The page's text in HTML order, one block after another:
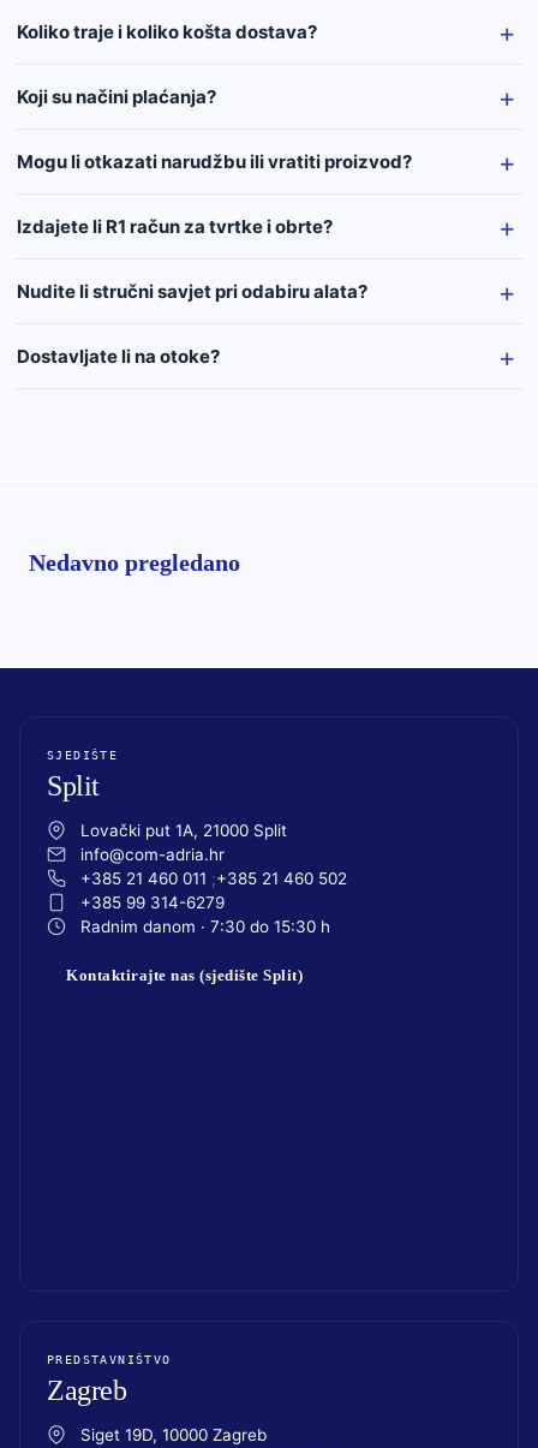
Koliko traje i koliko košta dostava?
Koji su načini plaćanja?
Mogu li otkazati narudžbu ili vratiti proizvod?
Izdajete li R1 račun za tvrtke i obrte?
Nudite li stručni savjet pri odabiru alata?
Dostavljate li na otoke?
Nedavno pregledano
SJEDIŠTE
Split
Lovački put 1A, 21000 Split
info@com-adria.hr
+385 21 460 011
+385 21 460 502
+385 99 314-6279
Radnim danom · 7:30 do 15:30 h
Kontaktirajte nas (sjedište Split)
PREDSTAVNIŠTVO
Zagreb
Siget 19D, 10000 Zagreb